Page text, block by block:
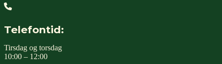
Telefontid:
Tirsdag og torsdag
10:00 – 12:00